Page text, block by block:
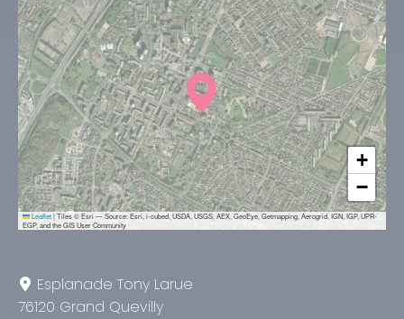
+
−
Leaflet |Tiles © Esri — Source: Esri, i-cubed, USDA, USGS, AEX, GeoEye, Getmapping, Aerogrid, IGN, IGP, UPR-
EGP, and the GIS User Community
Esplanade Tony Larue
76120 Grand Quevilly